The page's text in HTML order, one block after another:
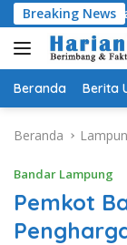
Langsung
ke
konten
Breaking News
Jagokan Baru
Beranda Berita
Beranda
Bandar Lampung
Pemkot